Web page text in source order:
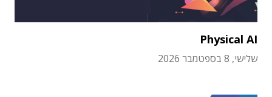
Physical AI
שלישי, 8 בספטמבר 2026